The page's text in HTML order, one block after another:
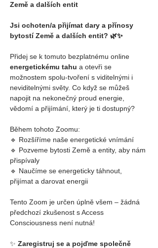
Země a dalších entit
Jsi ochoten/a přijímat dary a přínosy
bytostí Země a dalších entit? 🌿✨
Přidej se k tomuto bezplatnému online
energetickému tahu a otevři se
možnostem spolu-tvoření s viditelnými i
neviditelnými světy. Co když se můžeš
napojit na nekonečný proud energie,
vědomí a přijímání, který je ti dostupný?
Během tohoto Zoomu:
🔹 Rozšíříme naše energetické vnímání
🔹 Pozveme bytosti Země a entity, aby nám
přispívaly
🔹 Naučíme se energeticky táhnout,
přijímat a darovat energii
Tento Zoom je určen úplně všem – žádná
předchozí zkušenost s Access
Consciousness není nutná!
✨ Zaregistruj se a pojďme společně